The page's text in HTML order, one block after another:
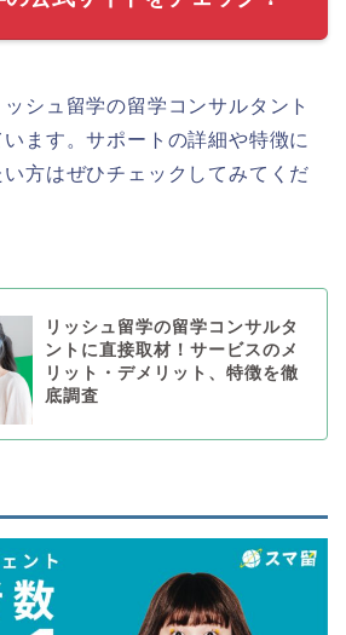
シュ留学の留学コンサルタント
ます。サポートの詳細や特徴に
方はぜひチェックしてみてくだ
リッシュ留学の留学コンサルタ
ントに直接取材！サービスのメ
リット・デメリット、特徴を徹
底調査